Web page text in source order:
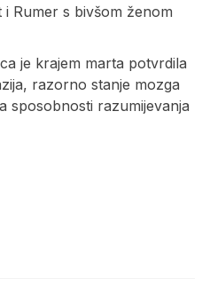
Rumer s bivšom ženom
je krajem marta potvrdila
razorno stanje mozga
sposobnosti razumijevanja